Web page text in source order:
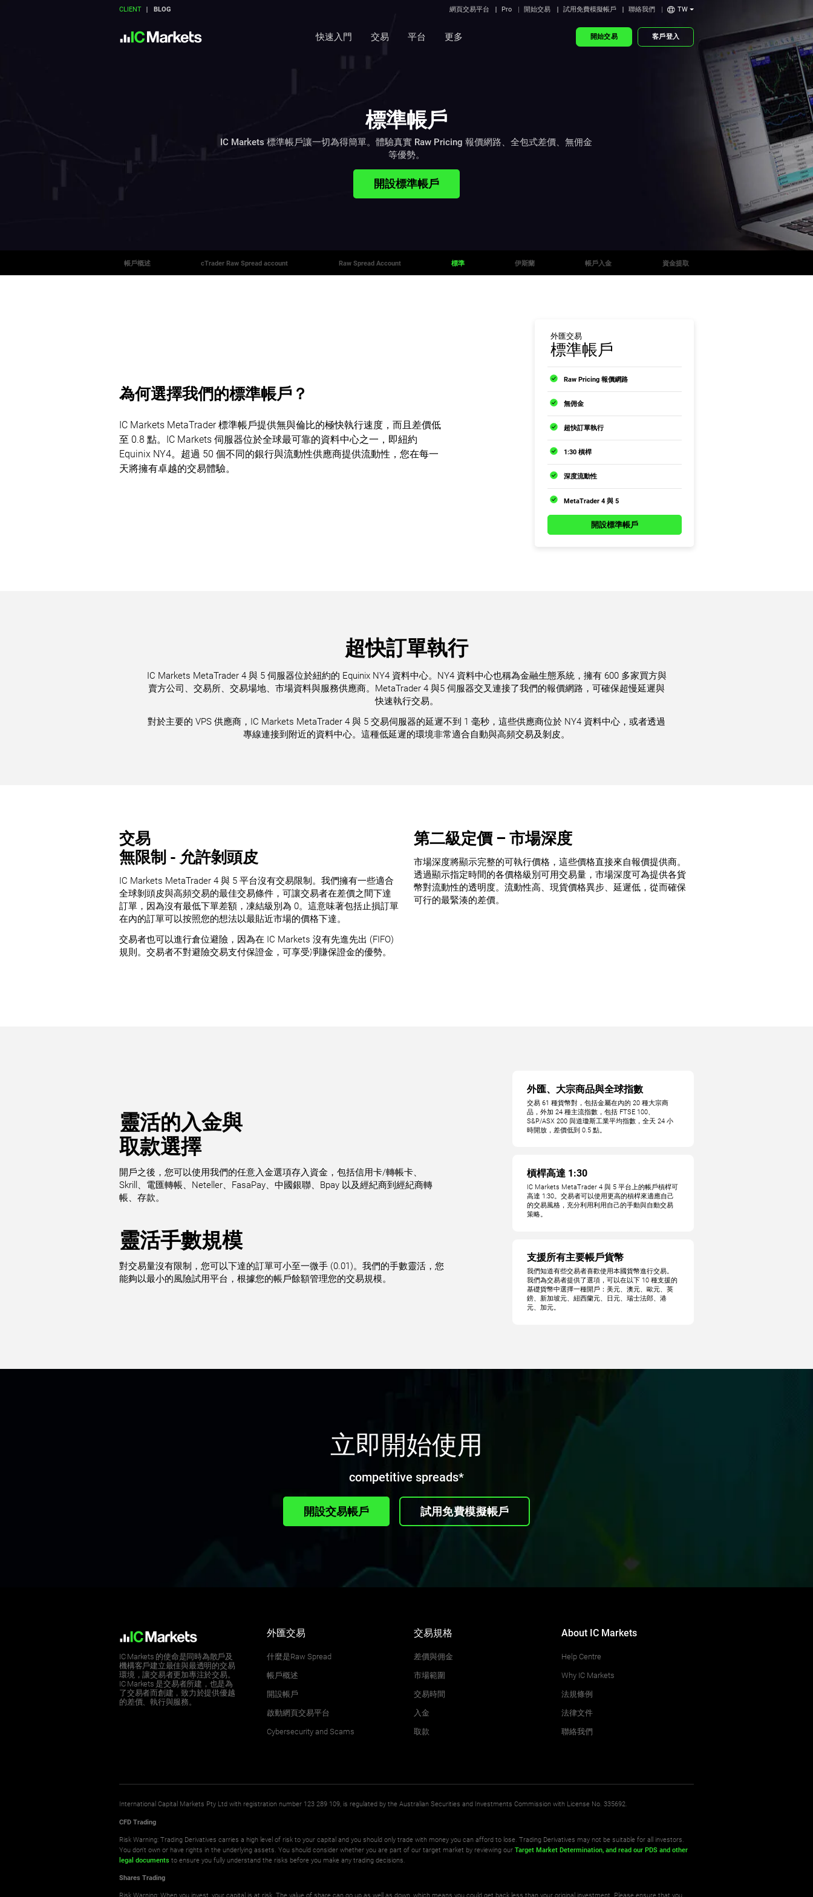
CLIENT BLOG 網頁交易平台 Pro 開始交易 試用免費模擬帳戶 聯絡我們 TW
快速入門 交易 平台 更多 開始交易 客戶登入
標準帳戶
IC Markets 標準帳戶讓一切為得簡單。體驗真實 Raw Pricing 報價網路、全包式差價、無佣金
等優勢。
開設標準帳戶
帳戶概述 cTrader Raw Spread account Raw Spread Account 標準 伊斯蘭 帳戶入金 資金提取
為何選擇我們的標準帳戶？
IC Markets MetaTrader 標準帳戶提供無與倫比的極快執行速度，而且差價低
至 0.8 點。IC Markets 伺服器位於全球最可靠的資料中心之一，即紐約
Equinix NY4。超過 50 個不同的銀行與流動性供應商提供流動性，您在每一
天將擁有卓越的交易體驗。
外匯交易
標準帳戶
Raw Pricing 報價網路
無佣金
超快訂單執行
1:30 槓桿
深度流動性
MetaTrader 4 與 5
開設標準帳戶
超快訂單執行
IC Markets MetaTrader 4 與 5 伺服器位於紐約的 Equinix NY4 資料中心。NY4 資料中心也稱為金融生態系統，擁有 600 多家買方與
賣方公司、交易所、交易場地、市場資料與服務供應商。MetaTrader 4 與5 伺服器交叉連接了我們的報價網路，可確保超慢延遲與
快速執行交易。
對於主要的 VPS 供應商，IC Markets MetaTrader 4 與 5 交易伺服器的延遲不到 1 毫秒，這些供應商位於 NY4 資料中心，或者透過
專線連接到附近的資料中心。這種低延遲的環境非常適合自動與高頻交易及剝皮。
交易
無限制 - 允許剝頭皮
IC Markets MetaTrader 4 與 5 平台沒有交易限制。我們擁有一些適合
全球剝頭皮與高頻交易的最佳交易條件，可讓交易者在差價之間下達
訂單，因為沒有最低下單差額，凍結級別為 0。這意味著包括止損訂單
在內的訂單可以按照您的想法以最貼近市場的價格下達。
交易者也可以進行倉位避險，因為在 IC Markets 沒有先進先出 (FIFO)
規則。交易者不對避險交易支付保證金，可享受凈賺保證金的優勢。
第二級定價 – 市場深度
市場深度將顯示完整的可執行價格，這些價格直接來自報價提供商。
透過顯示指定時間的各價格級別可用交易量，市場深度可為提供各貨
幣對流動性的透明度。流動性高、現貨價格異步、延遲低，從而確保
可行的最緊湊的差價。
靈活的入金與
取款選擇
開戶之後，您可以使用我們的任意入金選項存入資金，包括信用卡/轉帳卡、
Skrill、電匯轉帳、Neteller、FasaPay、中國銀聯、Bpay 以及經紀商到經紀商轉
帳、存款。
靈活手數規模
對交易量沒有限制，您可以下達的訂單可小至一微手 (0.01)。我們的手數靈活，您
能夠以最小的風險試用平台，根據您的帳戶餘額管理您的交易規模。
外匯、大宗商品與全球指數
交易 61 種貨幣對，包括金屬在內的 20 種大宗商
品，外加 24 種主流指數，包括 FTSE 100、
S&P/ASX 200 與道瓊斯工業平均指數，全天 24 小
時開放，差價低到 0.5 點。
槓桿高達 1:30
IC Markets MetaTrader 4 與 5 平台上的帳戶槓桿可
高達 1:30。交易者可以使用更高的槓桿來適應自己
的交易風格，充分利用利用自己的手動與自動交易
策略。
支援所有主要帳戶貨幣
我們知道有些交易者喜歡使用本國貨幣進行交易。
我們為交易者提供了選項，可以在以下 10 種支援的
基礎貨幣中選擇一種開戶：美元、澳元、歐元、英
鎊、新加坡元、紐西蘭元、日元、瑞士法郎、港
元、加元。
立即開始使用
competitive spreads*
開設交易帳戶 試用免費模擬帳戶
IC Markets 的使命是同時為散戶及
機構客戶建立最佳與最透明的交易
環境，讓交易者更加專注於交易。
IC Markets 是交易者所建，也是為
了交易者而創建，致力於提供優越
的差價、執行與服務。
外匯交易
什麼是Raw Spread
帳戶概述
開設帳戶
啟動網頁交易平台
Cybersecurity and Scams
交易規格
差價與佣金
市場範圍
交易時間
入金
取款
About IC Markets
Help Centre
Why IC Markets
法規條例
法律文件
聯絡我們
International Capital Markets Pty Ltd with registration number 123 289 109, is regulated by the Australian Securities and Investments Commission with License No. 335692.
CFD Trading
Risk Warning: Trading Derivatives carries a high level of risk to your capital and you should only trade with money you can afford to lose. Trading Derivatives may not be suitable for all investors.
You don't own or have rights in the underlying assets. You should consider whether you are part of our target market by reviewing ourTarget Market Determination, and read our PDS and other
legal documents to ensure you fully understand the risks before you make any trading decisions.
Shares Trading
Risk Warning: When you invest, your capital is at risk. The value of share can go up as well as down, which means you could get back less than your original investment. Please ensure that you